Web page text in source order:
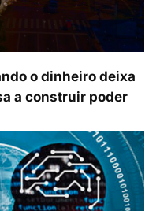
o dinheiro deixa
a construir poder